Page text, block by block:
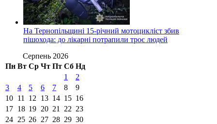
На Тернопільщині 15-річний мотоцикліст збив
пішохода: до лікарні потрапили троє людей
Серпень 2026
Пн Вт Ср Чт Пт Сб Нд
1
2
3
4 5 6 7 8
9
10 11 12 13 14 15 16
17 18 19 20 21 22 23
24 25 26 27 28 29 30